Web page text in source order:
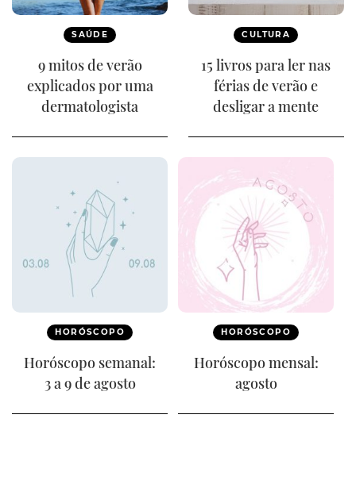
SAÚDE
9 mitos de verão
explicados por uma
dermatologista
CULTURA
15 livros para ler nas
férias de verão e
desligar a mente
HORÓSCOPO
Horóscopo semanal:
3 a 9 de agosto
HORÓSCOPO
Horóscopo mensal:
agosto